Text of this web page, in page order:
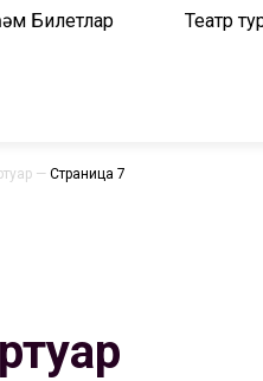
Билетлар Театр
— Страница 7